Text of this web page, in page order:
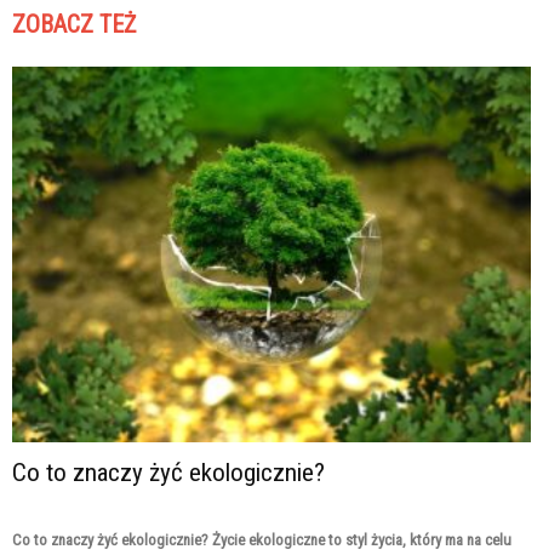
ZOBACZ TEŻ
Co to znaczy żyć ekologicznie?
Co to znaczy żyć ekologicznie? Życie ekologiczne to styl życia, który ma na celu